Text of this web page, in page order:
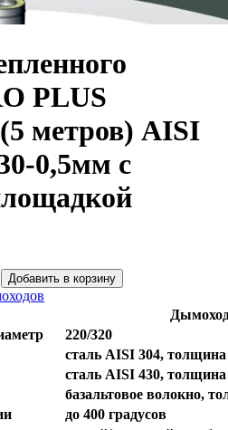
PLUS
метров) AISI
0,5мм с
Добавить в корзину
220/320
сталь AISI 304,
сталь AISI 430,
базальтовое волокно,
до 400 градусов